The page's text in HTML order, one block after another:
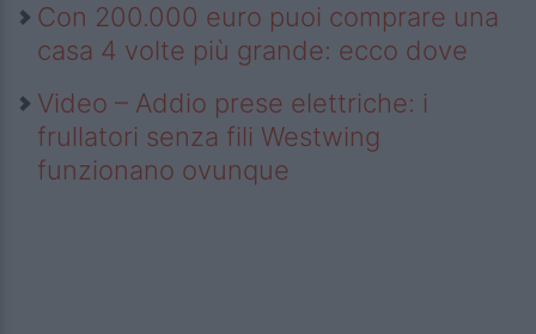
Con 200.000 euro puoi comprare una
casa 4 volte più grande: ecco dove
Video – Addio prese elettriche: i
frullatori senza fili Westwing
funzionano ovunque